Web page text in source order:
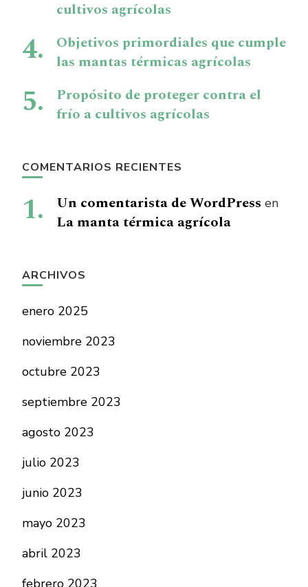
cultivos agrícolas
Objetivos primordiales que cumple
las mantas térmicas agrícolas
Propósito de proteger contra el
frío a cultivos agrícolas
COMENTARIOS RECIENTES
Un comentarista de WordPress en
La manta térmica agrícola
ARCHIVOS
enero 2025
noviembre 2023
octubre 2023
septiembre 2023
agosto 2023
julio 2023
junio 2023
mayo 2023
abril 2023
febrero 2023